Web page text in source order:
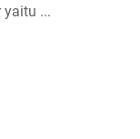
yaitu ...